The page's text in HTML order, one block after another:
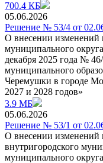
700.4 КБ
05.06.2026
Решение № 53/4 от
О внесении изменений
муниципального
декабря 2025 года №
муниципального
Черемушки в городе
2027 и 2028 годов»
3.9 МБ
05.06.2026
Решение № 53/1 от
О внесении изменений
внутригородского
муниципального